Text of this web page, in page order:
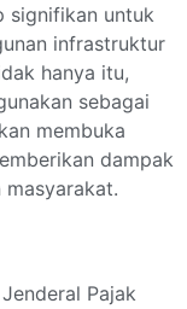
signifikan untuk
infrastruktur
hanya itu,
sebagai
membuka
dampak
Pajak